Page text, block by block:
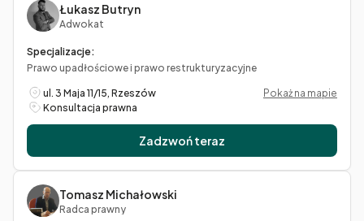
Łukasz Butryn
Adwokat
Specjalizacje:
Prawo upadłościowe i prawo restrukturyzacyjne
ul. 3 Maja 11/15, Rzeszów
Pokaż na mapie
Konsultacja prawna
Zadzwoń teraz
Tomasz Michałowski
Radca prawny